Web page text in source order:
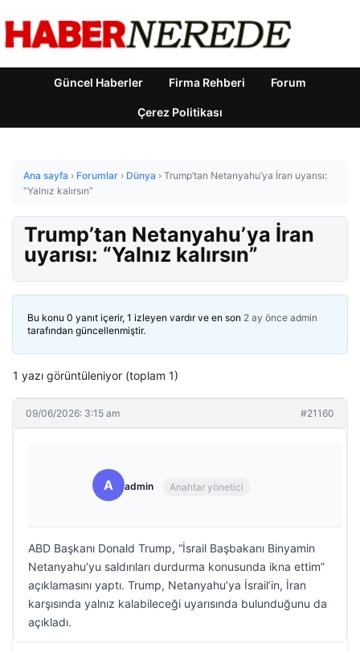
Güncel Haberler Firma Rehberi Forum
Çerez Politikası
Ana sayfa › Forumlar › Dünya › Trump’tan Netanyahu’ya İran uyarısı:
“Yalnız kalırsın”
Trump’tan Netanyahu’ya İran
uyarısı: “Yalnız kalırsın”
Bu konu 0 yanıt içerir, 1 izleyen vardır ve en son 2 ay önce admin
tarafından güncellenmiştir.
1 yazı görüntüleniyor (toplam 1)
09/06/2026: 3:15 am #21160
A admin Anahtar yönetici
ABD Başkanı Donald Trump, “İsrail Başbakanı Binyamin
Netanyahu’yu saldırıları durdurma konusunda ikna ettim”
açıklamasını yaptı. Trump, Netanyahu’ya İsrail’in, İran
karşısında yalnız kalabileceği uyarısında bulunduğunu da
açıkladı.